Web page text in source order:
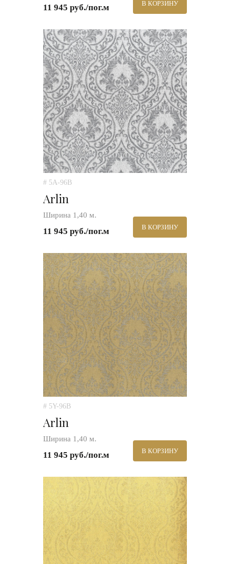
11 945 руб./пог.м В КОРЗИНУ
# 5A-96B
Arlin
Ширина 1,40 м.
11 945 руб./пог.м В КОРЗИНУ
# 5Y-96B
Arlin
Ширина 1,40 м.
11 945 руб./пог.м В КОРЗИНУ